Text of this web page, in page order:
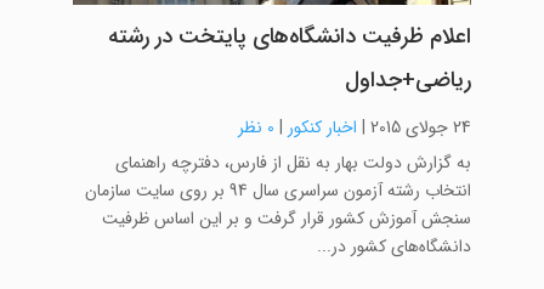
اعلام ظرفیت‌ دانشگاه‌های پایتخت در رشته‌
ریاضی+جداول
24 جولای 2015 | اخبار کنکور | 0 نظر
به گزارش دولت بهار به نقل از فارس، دفترچه راهنمای
انتخاب رشته آزمون سراسری سال 94 بر روی سایت سازمان
سنجش آموزش کشور قرار گرفت و بر این اساس ظرفیت
دانشگاه‌های کشور در...